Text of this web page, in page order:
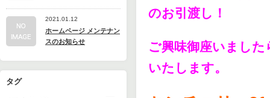
2021.01.12
ホームページ メンテナン
スのお知らせ
タグ
のお引渡し！
ご興味御座いまし
いたします。